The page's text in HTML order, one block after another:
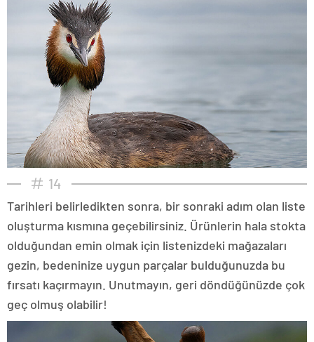
14
Tarihleri belirledikten sonra, bir sonraki adım olan liste
oluşturma kısmına geçebilirsiniz. Ürünlerin hala stokta
olduğundan emin olmak için listenizdeki mağazaları
gezin, bedeninize uygun parçalar bulduğunuzda bu
fırsatı kaçırmayın. Unutmayın, geri döndüğünüzde çok
geç olmuş olabilir!